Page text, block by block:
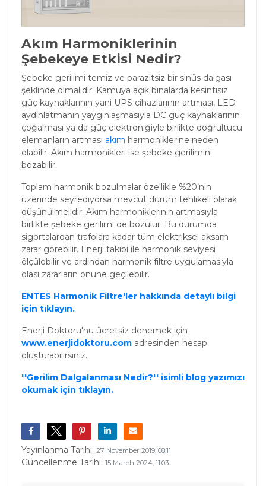
Akım Harmoniklerinin
Şebekeye Etkisi Nedir?
Şebeke gerilimi temiz ve parazitsiz bir sinüs dalgası
şeklinde olmalıdır. Kamuya açık binalarda kesintisiz
güç kaynaklarının yani UPS cihazlarının artması, LED
aydınlatmanın yaygınlaşmasıyla DC güç kaynaklarının
çoğalması ya da güç elektroniğiyle birlikte doğrultucu
elemanların artması akım harmoniklerine neden
olabilir. Akım harmonikleri ise şebeke gerilimini
bozabilir.
Toplam harmonik bozulmalar özellikle %20’nin
üzerinde seyrediyorsa mevcut durum tehlikeli olarak
düşünülmelidir. Akım harmoniklerinin artmasıyla
birlikte şebeke gerilimi de bozulur. Bu durumda
sigortalardan trafolara kadar tüm elektriksel aksam
zarar görebilir. Enerji takibi ile harmonik seviyesi
ölçülebilir ve ardından harmonik filtre uygulamasıyla
olası zararların önüne geçilebilir.
ENTES Harmonik Filtre'ler hakkında detaylı bilgi
için tıklayın.
Enerji Doktoru'nu ücretsiz denemek için
www.enerjidoktoru.com adresinden hesap
oluşturabilirsiniz.
''Gerilim Dalgalanması Nedir?'' isimli blog yazımızı
okumak için tıklayın.
Yayınlanma Tarihi: 27 November 2019, 08:11
Güncellenme Tarihi: 15 March 2024, 11:03